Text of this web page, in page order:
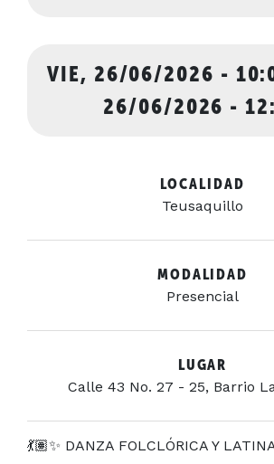
VIE, 26/06/2026 -
26/06/2026 -
LOCALIDAD
Teusaquillo
MODALIDAD
Presencial
LUGAR
Calle 43 No. 27 - 25, Barrio
💃🏽✨ DANZA FOLCLÓRICA Y LATINA